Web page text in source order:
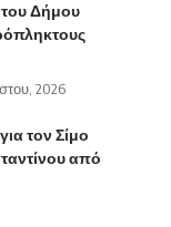
Δήμου
2026
τον Σίμο
από